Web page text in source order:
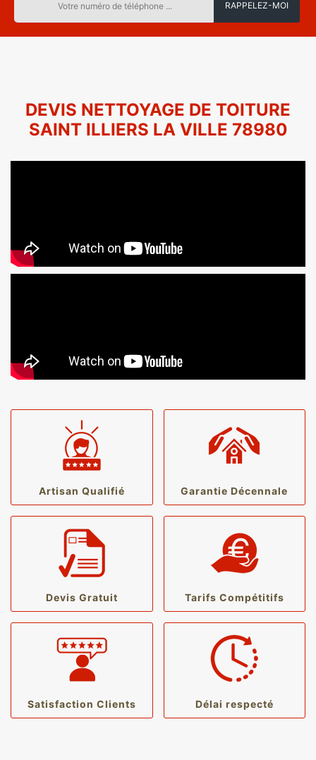
DEVIS NETTOYAGE DE TOITURE
SAINT ILLIERS LA VILLE 78980
Artisan Qualifié Garantie Décennale
Devis Gratuit Tarifs Compétitifs
Satisfaction Clients Délai respecté